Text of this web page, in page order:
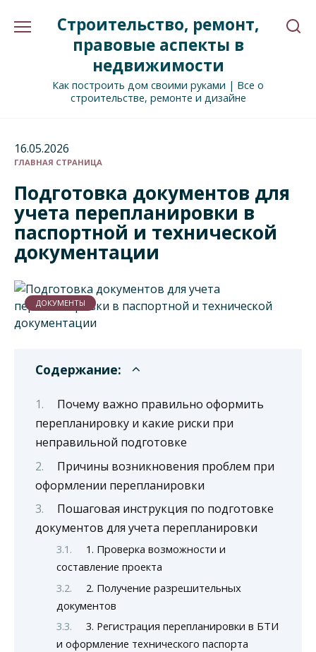
Строительство, ремонт,
правовые аспекты в
недвижимости
Как построить дом своими руками | Все о
строительстве, ремонте и дизайне
16.05.2026
ГЛАВНАЯ СТРАНИЦА
Подготовка документов для
учета перепланировки в
паспортной и технической
документации
ДОКУМЕНТЫ
Содержание:
Почему важно правильно оформить
перепланировку и какие риски при
неправильной подготовке
Причины возникновения проблем при
оформлении перепланировки
Пошаговая инструкция по подготовке
документов для учета перепланировки
1. Проверка возможности и
составление проекта
2. Получение разрешительных
документов
3. Регистрация перепланировки в БТИ
и оформление технического паспорта